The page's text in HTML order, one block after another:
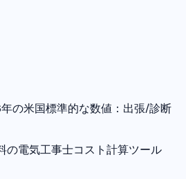
の米国標準的な数値：出張/診断
の電気工事士コスト計算ツール